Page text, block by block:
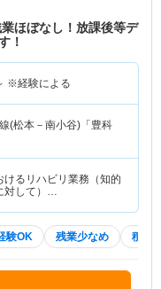
ほぼなし！放課後等デ
！
※経験による
(松本－南小谷)「豊科
るリハビリ業務（知的
対して）…
験OK 残業少なめ 積極